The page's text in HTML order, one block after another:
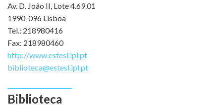
Av. D. João II, Lote 4.69.01
1990-096 Lisboa
Tel.: 218980416
Fax: 218980460
http://www.estesl.ipl.pt
biblioteca@estesl.ipl.pt
Biblioteca